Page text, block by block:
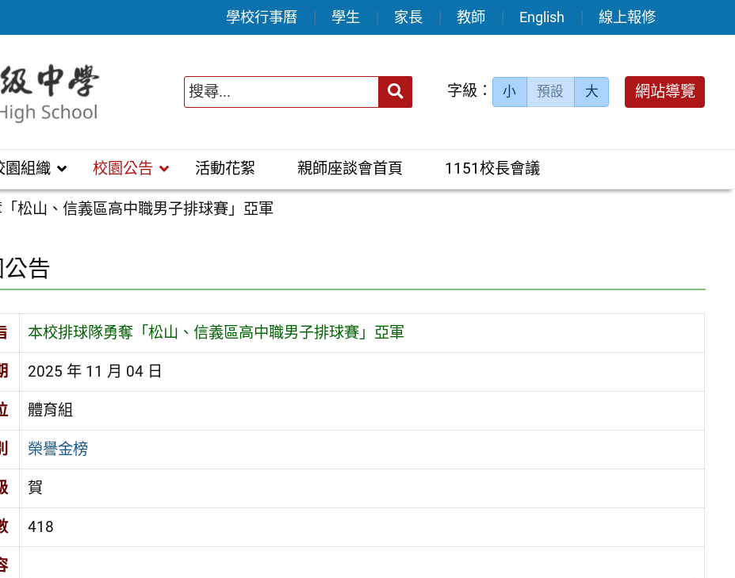
學校行事曆 學生 家長 教師 English 線上報修
送出 字級： 小 預設 大 網站導覽
園組織 校園公告 活動花絮 親師座談會首頁 1151校長會議
松山、信義區高中職男子排球賽」亞軍
告
本校排球隊勇奪「松山、信義區高中職男子排球賽」亞軍
2025 年 11 月 04 日
體育組
榮譽金榜
賀
418